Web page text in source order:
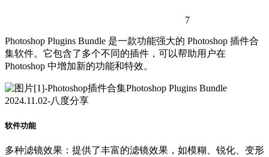
7
Photoshop Plugins Bundle 是一款功能强大的 Photoshop 插件合
集软件。它包含了多个不同的插件，可以帮助用户在
Photoshop 中增加新的功能和特效。
软件功能
多种滤镜效果：提供了丰富的滤镜效果，如模糊、锐化、变形